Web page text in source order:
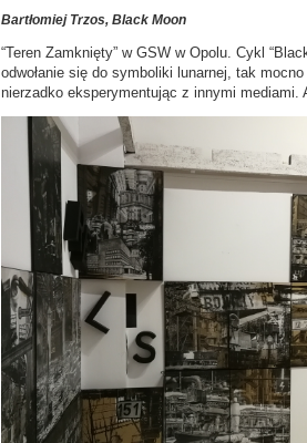
Bartłomiej Trzos, Black Moon
“Teren Zamknięty” w GSW w Opolu. Cykl
odwołanie się do symboliki lunarnej, tak
nierzadko eksperymentując z innymi mediami.